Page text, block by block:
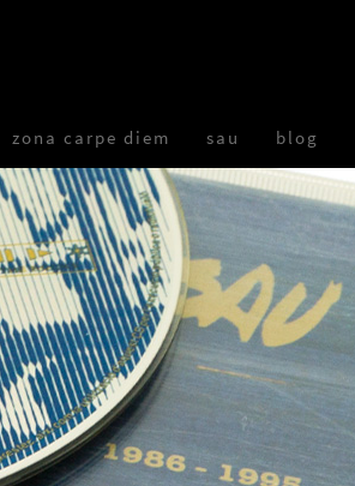
zona carpe diem sau blog